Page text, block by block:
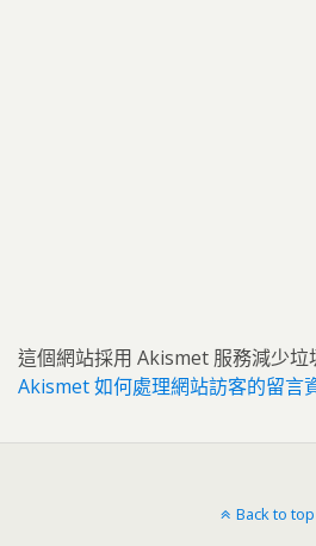
這個網站採用 Akismet 服務減少垃
Akismet 如何處理網站訪客的留言
Back to top